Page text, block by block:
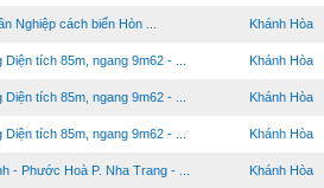
Nghiệp cách biển Hòn ... Khánh Hòa
tích 85m, ngang 9m62 - ... Khánh Hòa
tích 85m, ngang 9m62 - ... Khánh Hòa
tích 85m, ngang 9m62 - ... Khánh Hòa
- Phước Hoà P. Nha Trang - ... Khánh Hòa